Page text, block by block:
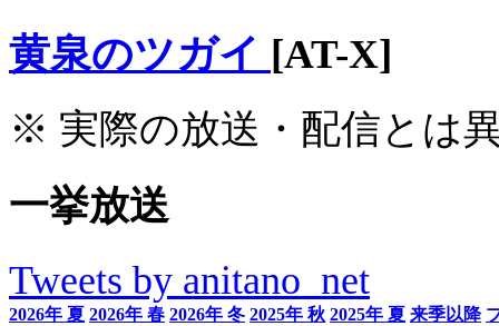
黄泉のツガイ [AT-X]
※ 実際の放送・配信とは
一挙放送
Tweets by anitano_net
2026年 夏 2026年 春 2026年 冬 2025年 秋 2025年 夏 来季以降